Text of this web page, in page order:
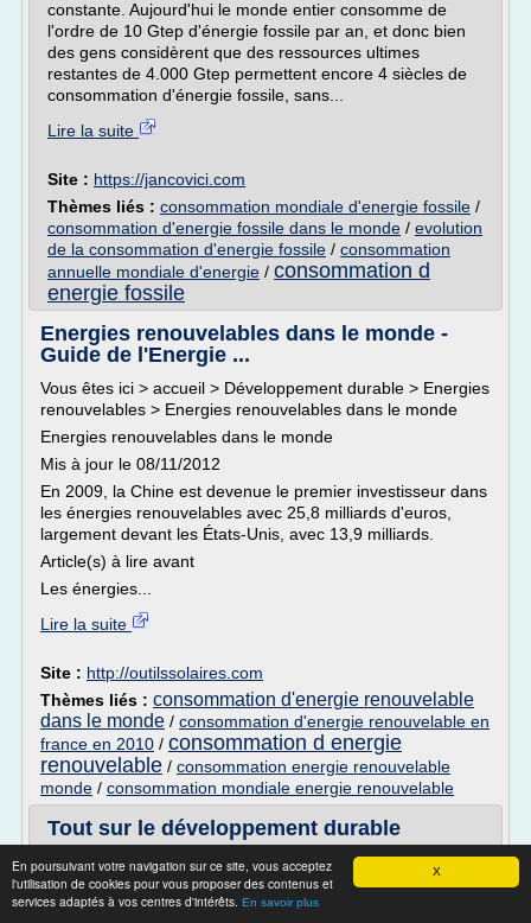
X
En poursuivant votre navigation sur ce site, vous acceptez
l'utilisation de cookies pour vous proposer des contenus et
services adaptés à vos centres d'intérêts. En savoir plus
constante. Aujourd'hui le monde entier consomme de
l'ordre de 10 Gtep d'énergie fossile par an, et donc bien
des gens considèrent que des ressources ultimes
restantes de 4.000 Gtep permettent encore 4 siècles de
consommation d'énergie fossile, sans...
Lire la suite
Site : https://jancovici.com
Thèmes liés : consommation mondiale d'energie fossile /
consommation d'energie fossile dans le monde / evolution
de la consommation d'energie fossile / consommation
annuelle mondiale d'energie / consommation d
energie fossile
Energies renouvelables dans le monde -
Guide de l'Energie ...
Vous êtes ici > accueil > Développement durable > Energies
renouvelables > Energies renouvelables dans le monde
Energies renouvelables dans le monde
Mis à jour le 08/11/2012
En 2009, la Chine est devenue le premier investisseur dans
les énergies renouvelables avec 25,8 milliards d'euros,
largement devant les États-Unis, avec 13,9 milliards.
Article(s) à lire avant
Les énergies...
Lire la suite
Site : http://outilssolaires.com
Thèmes liés : consommation d'energie renouvelable
dans le monde / consommation d'energie renouvelable en
france en 2010 / consommation d energie
renouvelable / consommation energie renouvelable
monde / consommation mondiale energie renouvelable
Tout sur le développement durable
un site du réseau renouvelable.com
Le développement durable